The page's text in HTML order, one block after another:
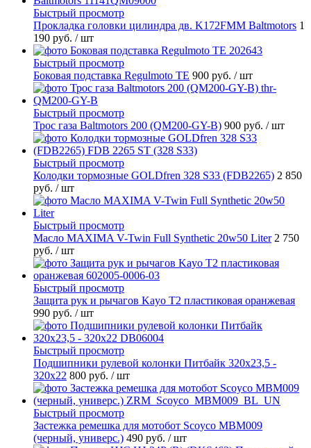
Быстрый просмотр
Прокладка головки цилиндра дв. K172FMM Baltmotors 1
190 руб. / шт
Быстрый просмотр
Боковая подставка Regulmoto TE 900 руб. / шт
Быстрый просмотр
Трос газа Baltmotors 200 (QM200-GY-B) 900 руб. / шт
Быстрый просмотр
Колодки тормозные GOLDfren 328 S33 (FDB2265) 2 850
руб. / шт
Быстрый просмотр
Масло MAXIMA V-Twin Full Synthetic 20w50 Liter 2 750
руб. / шт
Быстрый просмотр
Защита рук и рычагов Kayo T2 пластиковая оранжевая
990 руб. / шт
Быстрый просмотр
Подшипники рулевой колонки Питбайк 320x23,5 -
320x22 800 руб. / шт
Быстрый просмотр
Застежка ремешка для мотобот Scoyco MBM009
(черный, универс.) 490 руб. / шт